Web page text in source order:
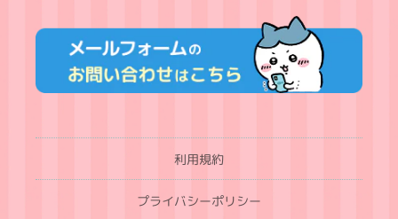
利用規約
プライバシーポリシー